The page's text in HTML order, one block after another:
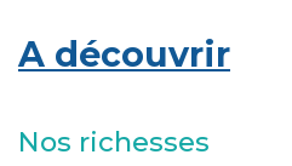
A découvrir
Nos richesses